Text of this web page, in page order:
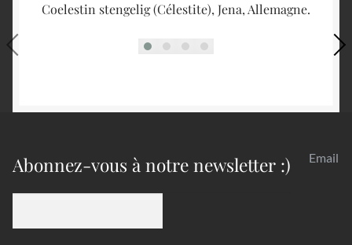
Coelestin stengelig (Célestite), Jena, Allemagne.
Abonnez-vous à notre newsletter :) Email